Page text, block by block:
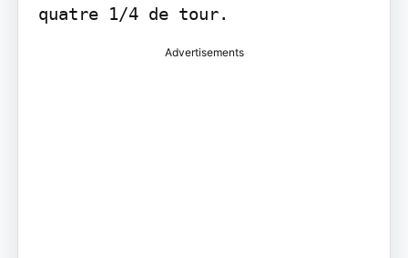
quatre 1/4 de tour.
Advertisements